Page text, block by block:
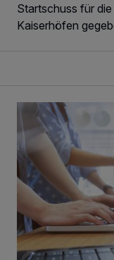
Startschuss für
Kaiserhöfen
Digital fit am